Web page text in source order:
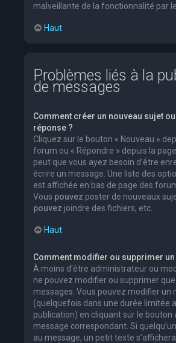
malveillante de la fonctionnalité par
Haut
Problèmes liés à la
de messages
Comment créer un nouveau sujet
réponse ?
Cliquez sur le bouton « Nouveau »
forum ou « Répondre » depuis la page
peut que vous ayez besoin d’être
écrire un message. Une liste des
est affichée en bas de page des
Vous pouvez poster de nouveaux
pouvez joindre des fichiers, etc.
Haut
Comment modifier ou supprimer
À moins d’être administrateur ou
ne pouvez modifier ou supprimer
messages. Vous pouvez modifier un
(quelquefois dans une durée limitée
publication) en cliquant sur le bouton
message correspondant. Si
au message, un petit texte